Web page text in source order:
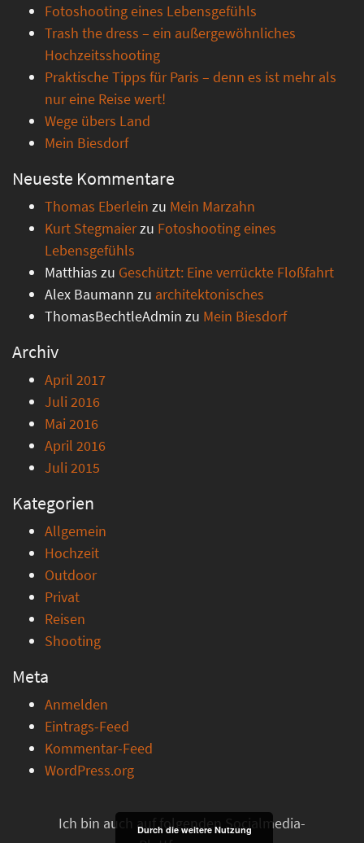
Fotoshooting eines Lebensgefühls
Trash the dress – ein außergewöhnliches
Hochzeitsshooting
Praktische Tipps für Paris – denn es ist mehr als
nur eine Reise wert!
Wege übers Land
Mein Biesdorf
Neueste Kommentare
Thomas Eberlein zu Mein Marzahn
Kurt Stegmaierzu Fotoshooting eines
Lebensgefühls
Matthias zu Geschützt: Eine verrückte Floßfahrt
Alex Baumann zu architektonisches
ThomasBechtleAdmin zu Mein Biesdorf
Archiv
April 2017
Juli 2016
Mai 2016
April 2016
Juli 2015
Kategorien
Allgemein
Hochzeit
Outdoor
Privat
Reisen
Shooting
Meta
Anmelden
Eintrags-Feed
Kommentar-Feed
WordPress.org
Ich bin auch auf folgenden Socialmedia-
Durch die weitere Nutzung